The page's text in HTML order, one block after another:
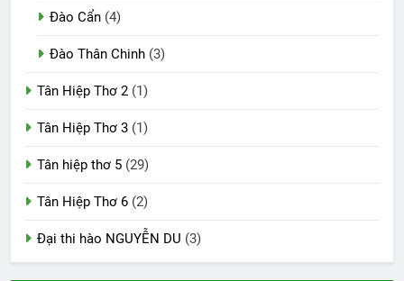
Đào Cẩn (4)
Đào Thân Chinh (3)
Tân Hiệp Thơ 2 (1)
Tân Hiệp Thơ 3 (1)
Tân hiệp thơ 5 (29)
Tân Hiệp Thơ 6 (2)
Đại thi hào NGUYỄN DU (3)